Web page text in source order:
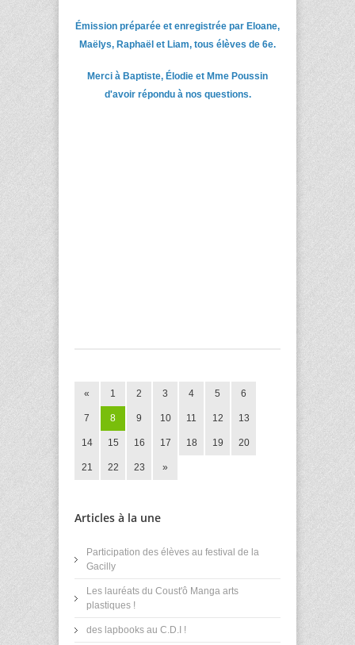
Émission préparée et enregistrée par Eloane,
Maëlys, Raphaël et Liam, tous élèves de 6e.
Merci à Baptiste, Élodie et Mme Poussin
d'avoir répondu à nos questions.
« 1 2 3 4 5 6
7 8 9 10 11 12 13
14 15 16 17 18 19 20
21 22 23 »
Articles à la une
Participation des élèves au festival de la
Gacilly
Les lauréats du Coust'ô Manga arts
plastiques !
des lapbooks au C.D.I !